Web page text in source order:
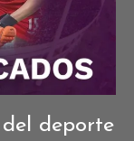
deporte